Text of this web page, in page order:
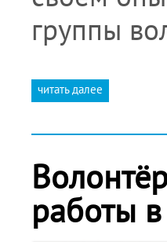
группы
читать далее
работы